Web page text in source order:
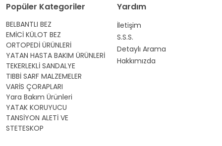
Popüler Kategoriler
BELBANTLI BEZ
EMİCİ KÜLOT BEZ
ORTOPEDİ ÜRÜNLERİ
YATAN HASTA BAKIM ÜRÜNLERİ
TEKERLEKLİ SANDALYE
TIBBİ SARF MALZEMELER
VARİS ÇORAPLARI
Yara Bakım Ürünleri
YATAK KORUYUCU
TANSİYON ALETİ VE
STETESKOP
Yardım
İletişim
S.S.S.
Detaylı Arama
Hakkımızda